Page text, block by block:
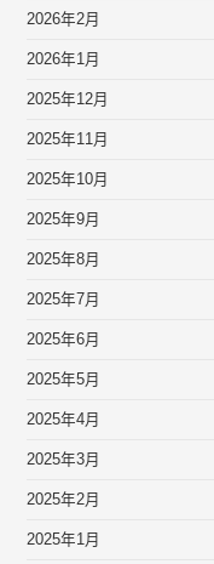
2026年2月
2026年1月
2025年12月
2025年11月
2025年10月
2025年9月
2025年8月
2025年7月
2025年6月
2025年5月
2025年4月
2025年3月
2025年2月
2025年1月